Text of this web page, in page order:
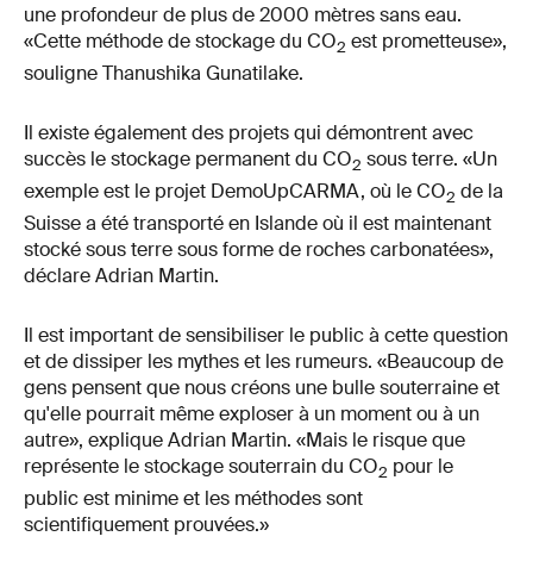
une profondeur de plus de 2000 mètres sans eau.
«Cette méthode de stockage du CO2 est prometteuse»,
souligne Thanushika Gunatilake.
Il existe également des projets qui démontrent avec
succès le stockage permanent du CO2 sous terre. «Un
exemple est le projet DemoUpCARMA, où le CO2 de la
Suisse a été transporté en Islande où il est maintenant
stocké sous terre sous forme de roches carbonatées»,
déclare Adrian Martin.
Il est important de sensibiliser le public à cette question
et de dissiper les mythes et les rumeurs. «Beaucoup de
gens pensent que nous créons une bulle souterraine et
qu'elle pourrait même exploser à un moment ou à un
autre», explique Adrian Martin. «Mais le risque que
représente le stockage souterrain du CO2 pour le
public est minime et les méthodes sont
scientifiquement prouvées.»